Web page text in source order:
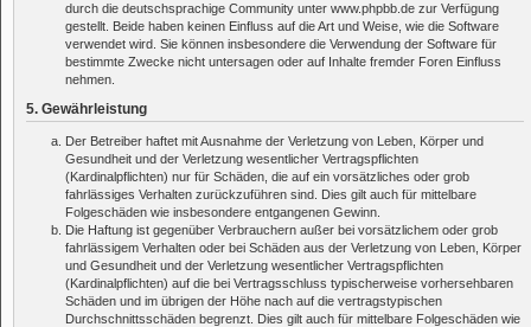
durch die deutschsprachige Community unter www.phpbb.de zur Verfügung
gestellt. Beide haben keinen Einfluss auf die Art und Weise, wie die Software
verwendet wird. Sie können insbesondere die Verwendung der Software für
bestimmte Zwecke nicht untersagen oder auf Inhalte fremder Foren Einfluss
nehmen.
5. Gewährleistung
Der Betreiber haftet mit Ausnahme der Verletzung von Leben, Körper und
Gesundheit und der Verletzung wesentlicher Vertragspflichten
(Kardinalpflichten) nur für Schäden, die auf ein vorsätzliches oder grob
fahrlässiges Verhalten zurückzuführen sind. Dies gilt auch für mittelbare
Folgeschäden wie insbesondere entgangenen Gewinn.
Die Haftung ist gegenüber Verbrauchern außer bei vorsätzlichem oder grob
fahrlässigem Verhalten oder bei Schäden aus der Verletzung von Leben, Körper
und Gesundheit und der Verletzung wesentlicher Vertragspflichten
(Kardinalpflichten) auf die bei Vertragsschluss typischerweise vorhersehbaren
Schäden und im übrigen der Höhe nach auf die vertragstypischen
Durchschnittsschäden begrenzt. Dies gilt auch für mittelbare Folgeschäden wie